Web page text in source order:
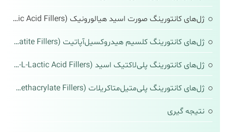
ژل‌های کانتورینگ صورت اسید هیالورونیک (Hyaluronic Acid Fillers)
ژل‌های کانتورینگ کلسیم هیدروکسیل‌آپاتیت (Calcium Hydroxylapatite Fillers)
ژل‌های کانتورینگ پلی‌لاکتیک اسید (Poly-L-Lactic Acid Fillers)
ژل‌های کانتورینگ پلی‌متیل‌متاکریلات (Polymethyl Methacrylate Fillers)
نتیجه‌ گیری